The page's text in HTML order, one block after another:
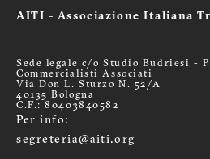
AITI - Associazione Italiana
Sede legale c/o Studio Budriesi -
Commercialisti Associati
Via Don L. Sturzo N. 52/A
40135 Bologna
C.F.: 80403840582
Per info:
segreteria@aiti.org